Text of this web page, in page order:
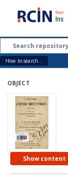
How to search...
OBJECT
Show content